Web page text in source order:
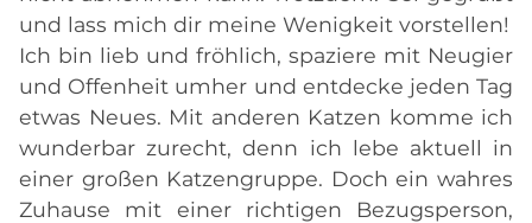
und lass mich dir meine Wenigkeit vorstellen!
Ich bin lieb und fröhlich, spaziere mit Neugier
und Offenheit umher und entdecke jeden Tag
etwas Neues. Mit anderen Katzen komme ich
wunderbar zurecht, denn ich lebe aktuell in
einer großen Katzengruppe. Doch ein wahres
Zuhause mit einer richtigen Bezugsperson,